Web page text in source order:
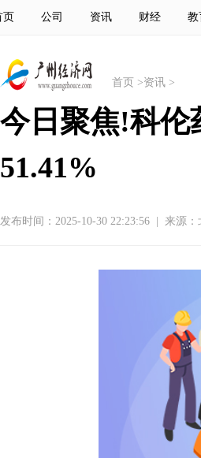
页 公司 资讯 财经 教
首页 >资讯 >
今日聚焦!科伦
51.41%
发布时间：2025-10-30 22:23:56 来源：